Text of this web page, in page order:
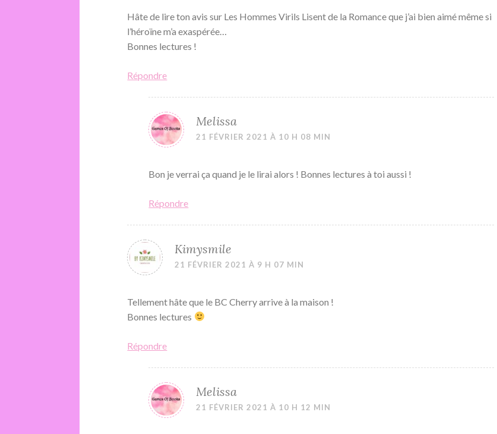
Hâte de lire ton avis sur Les Hommes Virils Lisent de la Romance que j’ai bien aimé même si
l’héroïne m’a exaspérée…
Bonnes lectures !
Répondre
Melissa
21 FÉVRIER 2021 À 10 H 08 MIN
Bon je verrai ça quand je le lirai alors ! Bonnes lectures à toi aussi !
Répondre
Kimysmile
21 FÉVRIER 2021 À 9 H 07 MIN
Tellement hâte que le BC Cherry arrive à la maison !
Bonnes lectures
Répondre
Melissa
21 FÉVRIER 2021 À 10 H 12 MIN